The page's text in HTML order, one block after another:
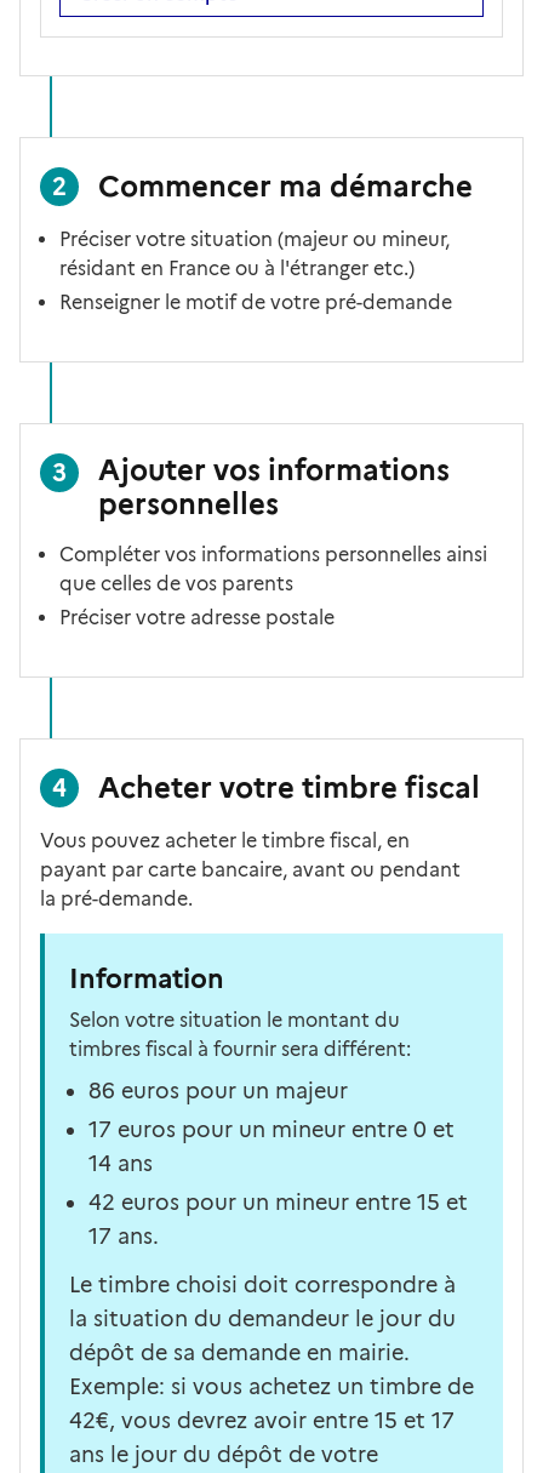
2 Commencer ma démarche
Préciser votre situation (majeur ou mineur,
résidant en France ou à l'étranger etc.)
Renseigner le motif de votre pré-demande
3
Ajouter vos informations
personnelles
Compléter vos informations personnelles ainsi
que celles de vos parents
Préciser votre adresse postale
4 Acheter votre timbre fiscal
Vous pouvez acheter le timbre fiscal, en
payant par carte bancaire, avant ou pendant
la pré-demande.
Information
Selon votre situation le montant du
timbres fiscal à fournir sera différent:
86 euros pour un majeur
17 euros pour un mineur entre 0 et
14 ans
42 euros pour un mineur entre 15 et
17 ans.
Le timbre choisi doit correspondre à
la situation du demandeur le jour du
dépôt de sa demande en mairie.
Exemple: si vous achetez un timbre de
42€, vous devrez avoir entre 15 et 17
ans le jour du dépôt de votre